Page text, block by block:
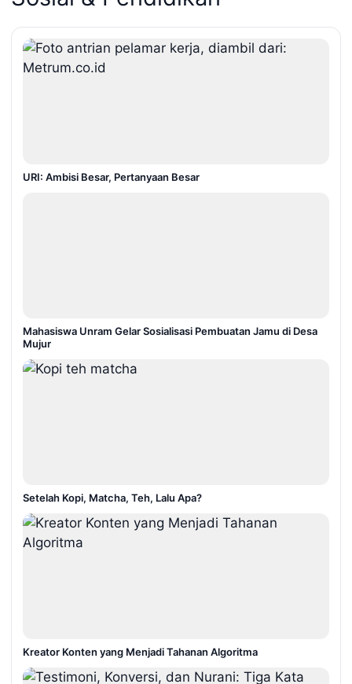
URI: Ambisi Besar, Pertanyaan Besar
Mahasiswa Unram Gelar Sosialisasi Pembuatan Jamu di Desa
Mujur
Setelah Kopi, Matcha, Teh, Lalu Apa?
Kreator Konten yang Menjadi Tahanan Algoritma